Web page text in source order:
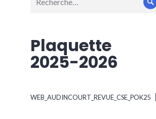
pour :
Plaquette
2025-2026
WEB_AUDINCOURT_REVUE_CSE_POK25